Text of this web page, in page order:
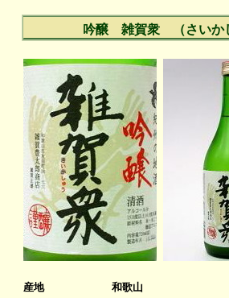
吟醸 雑賀衆 （さいかし
産地 和歌山